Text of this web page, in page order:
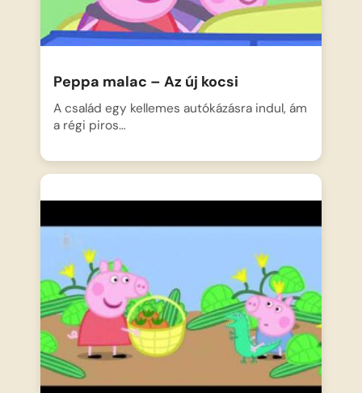
Peppa malac – Az új kocsi
A család egy kellemes autókázásra indul, ám
a régi piros…